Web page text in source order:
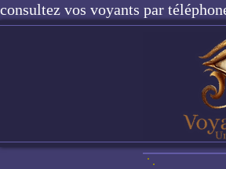
consultez vos voyants par